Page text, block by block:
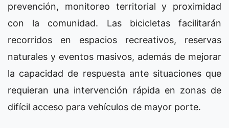
prevención, monitoreo territorial y proximidad
con la comunidad. Las bicicletas facilitarán
recorridos en espacios recreativos, reservas
naturales y eventos masivos, además de mejorar
la capacidad de respuesta ante situaciones que
requieran una intervención rápida en zonas de
difícil acceso para vehículos de mayor porte.